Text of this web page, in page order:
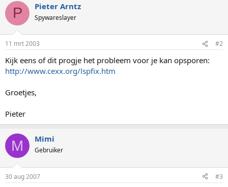
P Pieter Arntz
Spywareslayer
11 mrt 2003 #2
Kijk eens of dit progje het probleem voor je kan opsporen:
http://www.cexx.org/lspfix.htm
Groetjes,
Pieter
M Mimi
Gebruiker
30 aug 2007 #3